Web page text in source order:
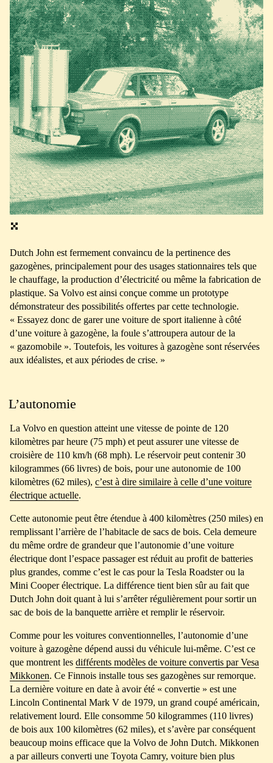
Dutch John est fermement convaincu de la pertinence des
gazogènes, principalement pour des usages stationnaires tels que
le chauffage, la production d’électricité ou même la fabrication de
plastique. Sa Volvo est ainsi conçue comme un prototype
démonstrateur des possibilités offertes par cette technologie.
« Essayez donc de garer une voiture de sport italienne à côté
d’une voiture à gazogène, la foule s’attroupera autour de la
« gazomobile ». Toutefois, les voitures à gazogène sont réservées
aux idéalistes, et aux périodes de crise. »
L’autonomie
La Volvo en question atteint une vitesse de pointe de 120
kilomètres par heure (75 mph) et peut assurer une vitesse de
croisière de 110 km/h (68 mph). Le réservoir peut contenir 30
kilogrammes (66 livres) de bois, pour une autonomie de 100
kilomètres (62 miles), c’est à dire similaire à celle d’une voiture
électrique actuelle.
Cette autonomie peut être étendue à 400 kilomètres (250 miles) en
remplissant l’arrière de l’habitacle de sacs de bois. Cela demeure
du même ordre de grandeur que l’autonomie d’une voiture
électrique dont l’espace passager est réduit au profit de batteries
plus grandes, comme c’est le cas pour la Tesla Roadster ou la
Mini Cooper électrique. La différence tient bien sûr au fait que
Dutch John doit quant à lui s’arrêter régulièrement pour sortir un
sac de bois de la banquette arrière et remplir le réservoir.
Comme pour les voitures conventionnelles, l’autonomie d’une
voiture à gazogène dépend aussi du véhicule lui-même. C’est ce
que montrent les différents modèles de voiture convertis par Vesa
Mikkonen. Ce Finnois installe tous ses gazogènes sur remorque.
La dernière voiture en date à avoir été « convertie » est une
Lincoln Continental Mark V de 1979, un grand coupé américain,
relativement lourd. Elle consomme 50 kilogrammes (110 livres)
de bois aux 100 kilomètres (62 miles), et s’avère par conséquent
beaucoup moins efficace que la Volvo de John Dutch. Mikkonen
a par ailleurs converti une Toyota Camry, voiture bien plus